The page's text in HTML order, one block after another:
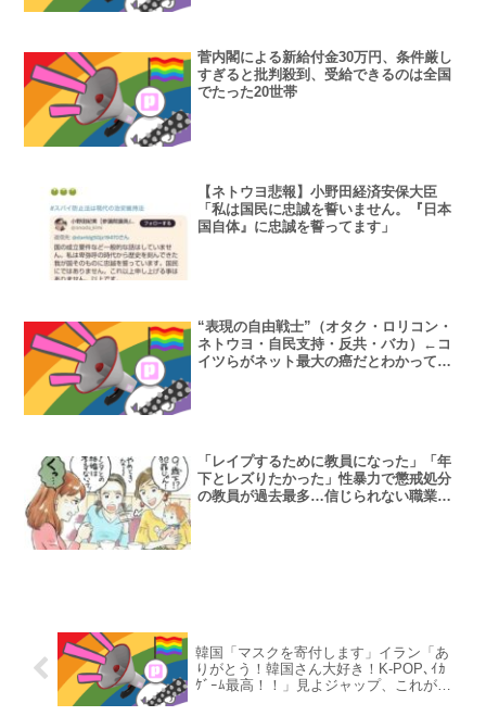
菅内閣による新給付金30万円、条件厳し
すぎると批判殺到、受給できるのは全国
でたった20世帯
【ネトウヨ悲報】小野田経済安保大臣
「私は国民に忠誠を誓いません。『日本
国自体』に忠誠を誓ってます」
“表現の自由戦士”（オタク・ロリコン・
ネトウヨ・自民支持・反共・バカ）←コ
イツらがネット最大の癌だとわかってき
「レイプするために教員になった」「年
下とレズりたかった」性暴力で懲戒処分
の教員が過去最多…信じられない職業選
韓国「マスクを寄付します」イラン「あ
りがとう！韓国さん大好き！K-POP､ｲｶ
ｹﾞｰﾑ最高！！」見よジャップ、これが先